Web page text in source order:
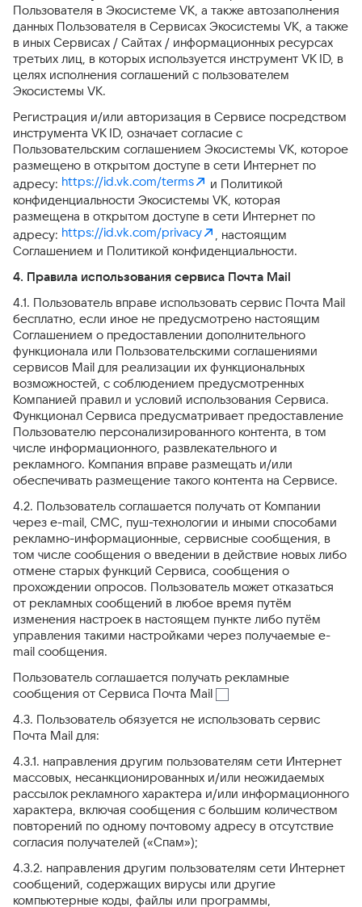
Пользователя в Экосистеме VK, а также автозаполнения
данных Пользователя в Сервисах Экосистемы VK, а также
в иных Сервисах / Сайтах / информационных ресурсах
третьих лиц, в которых используется инструмент VK ID, в
целях исполнения соглашений с пользователем
Экосистемы VK.
Регистрация и/или авторизация в Сервисе посредством
инструмента VK ID, означает согласие с
Пользовательским соглашением Экосистемы VK, которое
размещено в открытом доступе в сети Интернет по
адресу: https://id.vk.com/terms
и Политикой
конфиденциальности Экосистемы VK, которая
размещена в открытом доступе в сети Интернет по
адресу: https://id.vk.com/privacy
, настоящим
Соглашением и Политикой конфиденциальности.
4. Правила использования сервиса Почта Mail
4.1. Пользователь вправе использовать сервис Почта Mail
бесплатно, если иное не предусмотрено настоящим
Соглашением о предоставлении дополнительного
функционала или Пользовательскими соглашениями
сервисов Mail для реализации их функциональных
возможностей, с соблюдением предусмотренных
Компанией правил и условий использования Сервиса.
Функционал Сервиса предусматривает предоставление
Пользователю персонализированного контента, в том
числе информационного, развлекательного и
рекламного. Компания вправе размещать и/или
обеспечивать размещение такого контента на Сервисе.
4.2. Пользователь соглашается получать от Компании
через e-mail, СМС, пуш-технологии и иными способами
рекламно-информационные, сервисные сообщения, в
том числе сообщения о введении в действие новых либо
отмене старых функций Сервиса, сообщения о
прохождении опросов. Пользователь может отказаться
от рекламных сообщений в любое время путём
изменения настроек в настоящем пункте либо путём
управления такими настройками через получаемые e-
mail сообщения.
Пользователь соглашается получать рекламные
сообщения от Сервиса Почта Mail
4.3. Пользователь обязуется не использовать сервис
Почта Mail для:
4.3.1. направления другим пользователям сети Интернет
массовых, несанкционированных и/или неожидаемых
рассылок рекламного характера и/или информационного
характера, включая сообщения с большим количеством
повторений по одному почтовому адресу в отсутствие
согласия получателей («Спам»);
4.3.2. направления другим пользователям сети Интернет
сообщений, содержащих вирусы или другие
компьютерные коды, файлы или программы,